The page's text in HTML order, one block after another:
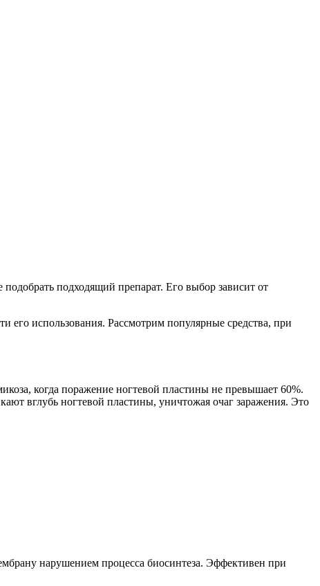
подходящий препарат. Его выбор зависит от
его использования. Рассмотрим популярные средства, при
когда поражение ногтевой пластины не превышает 60%.
вглубь ногтевой пластины, уничтожая очаг заражения. Это
нарушением процесса биосинтеза. Эффективен при